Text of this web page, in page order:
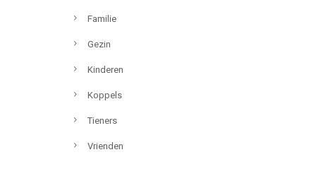
Familie
Gezin
Kinderen
Koppels
Tieners
Vrienden